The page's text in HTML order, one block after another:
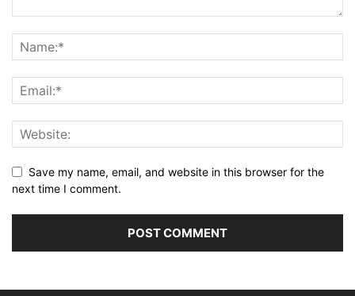
Save my name, email, and website in this browser for the
next time I comment.